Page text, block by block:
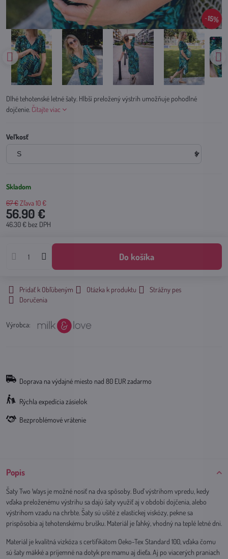
15%
Dlhé tehotenské letné šaty. Hlbší preložený výstrih umožňuje pohodlné
dojčenie. Čítajte viac
Veľkosť
Skladom
67 €Zľava10 €
56.90 €
46.30 € bez DPH
Do košíka
Pridať k Obľúbeným Otázka k produktu
Strážny pes
Doručenia
Výrobca:
Doprava na výdajné miesto nad 80 EUR zadarmo
Rýchla expedícia zásielok
Bezproblémové vrátenie
Popis
Šaty Two Ways je možné nosiť na dva spôsoby. Buď výstrihom vpredu, kedy
vďaka preloženému výstrihu sa dajú šaty využiť aj v období dojčenia, alebo
výstrihom vzadu na chrbte. Šaty sú ušité z elastickej viskózy, pekne sa
prispôsobia aj tehotenskému brušku. Materiál je ľahký, vhodný na teplé letné dni.
Materiál je kvalitná vizkóza s certifikátom Oeko-Tex Standard 100, vďaka čomu
sú šaty mäkké a príjemné na dotyk pre mamu aj dieťa. Aj po viacerých praniach